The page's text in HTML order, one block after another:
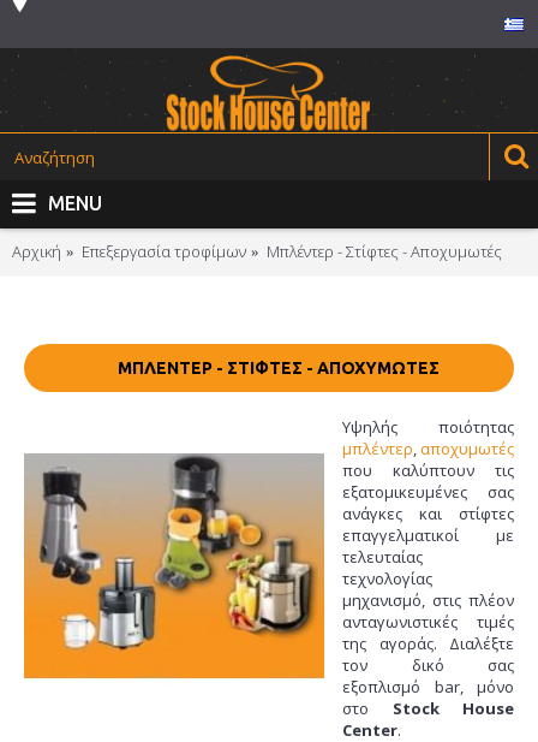
MENU
Αρχική Επεξεργασία τροφίμων Μπλέντερ - Στίφτες - Αποχυμωτές
ΜΠΛΈΝΤΕΡ - ΣΤΊΦΤΕΣ - ΑΠΟΧΥΜΩΤΈΣ
Υψηλής ποιότητας
μπλέντερ,αποχυμωτές
που καλύπτουν τις
εξατομικευμένες σας
ανάγκες και στίφτες
επαγγελματικοί με
τελευταίας
τεχνολογίας
μηχανισμό, στις πλέον
ανταγωνιστικές τιμές
της αγοράς. Διαλέξτε
τον δικό σας
εξοπλισμό bar, μόνο
στο Stock House
Center.